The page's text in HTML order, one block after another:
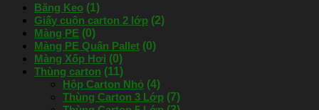
Băng Keo (1)
Giấy cuộn carton 2 lớp (2)
Màng PE (0)
Màng PE Quấn Pallet (0)
Màng Xốp Hơi (0)
Thùng carton (11)
Hộp Carton Nhỏ (4)
Thùng Carton 3 Lớp (7)